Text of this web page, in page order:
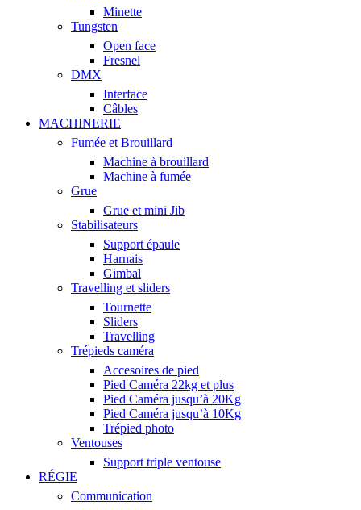
Minette
Tungsten
Open face
Fresnel
DMX
Interface
Câbles
MACHINERIE
Fumée et Brouillard
Machine à brouillard
Machine à fumée
Grue
Grue et mini Jib
Stabilisateurs
Support épaule
Harnais
Gimbal
Travelling et sliders
Tournette
Sliders
Travelling
Trépieds caméra
Accesoires de pied
Pied Caméra 22kg et plus
Pied Caméra jusqu’à 20Kg
Pied Caméra jusqu’à 10Kg
Trépied photo
Ventouses
Support triple ventouse
RÉGIE
Communication